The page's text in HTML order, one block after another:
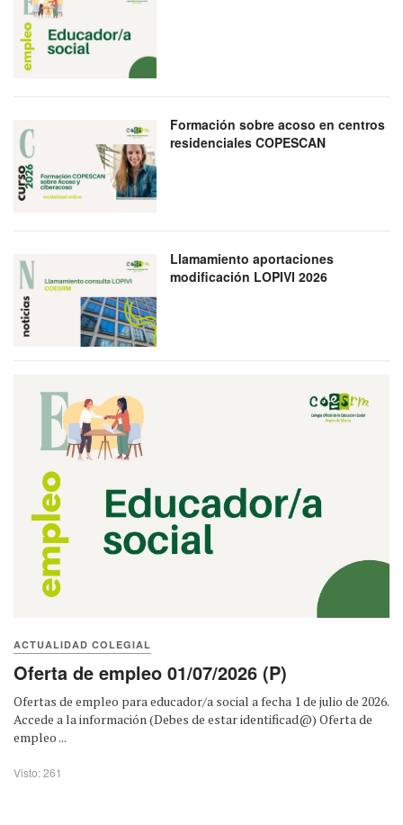
Formación sobre acoso en centros
residenciales COPESCAN
Llamamiento aportaciones
modificación LOPIVI 2026
ACTUALIDAD COLEGIAL
Oferta de empleo 01/07/2026 (P)
Ofertas de empleo para educador/a social a fecha 1 de julio de 2026.
Accede a la información (Debes de estar identificad@) Oferta de
empleo ...
Visto: 261